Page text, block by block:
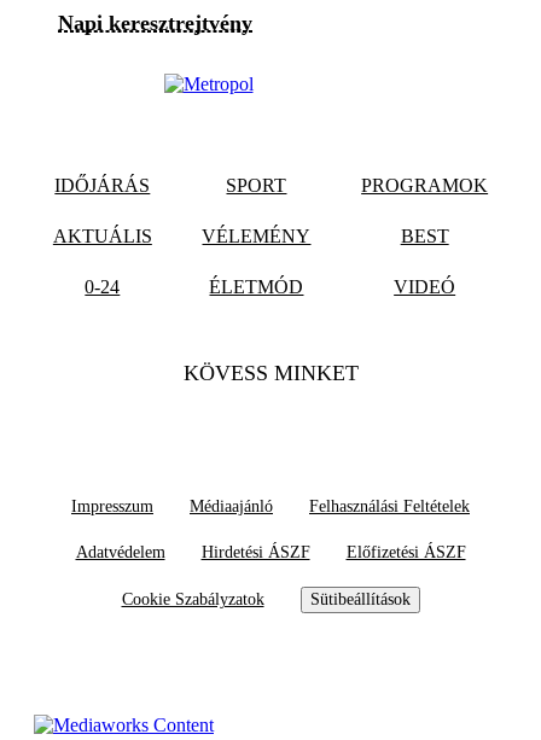
Napi keresztrejtvény
IDŐJÁRÁS SPORT PROGRAMOK
AKTUÁLIS VÉLEMÉNY BEST
0-24 ÉLETMÓD VIDEÓ
KÖVESS MINKET
Impresszum Médiaajánló Felhasználási Feltételek
Adatvédelem Hirdetési ÁSZF Előfizetési ÁSZF
Cookie Szabályzatok Sütibeállítások